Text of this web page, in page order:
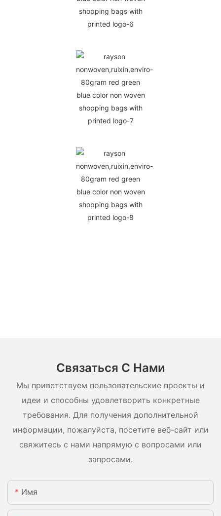
Связаться С Нами
Мы приветствуем пользовательские проекты и
идеи и способны удовлетворить конкретные
требования. Для получения дополнительной
информации, пожалуйста, посетите веб-сайт или
свяжитесь с нами напрямую с вопросами или
запросами.
Имя